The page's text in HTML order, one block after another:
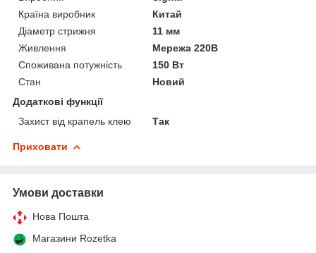
Країна виробник
Китай
Діаметр стрижня
11 мм
Живлення
Мережа 220В
Споживана потужність
150 Вт
Стан
Новий
Додаткові функції
Захист від крапель клею
Так
Приховати
Умови доставки
Нова Пошта
Магазини Rozetka